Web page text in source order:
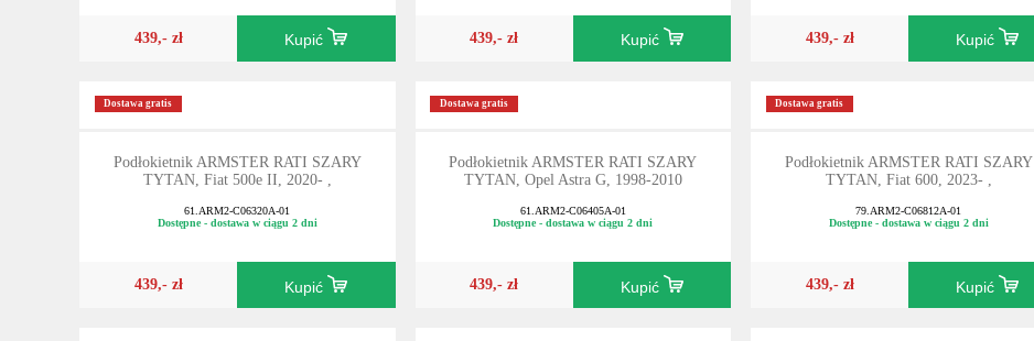
439,- zł Kupić 439,- zł Kupić 439,- zł Kupić
Dostawa gratis
Podłokietnik ARMSTER RATI SZARY
TYTAN, Fiat 500e II, 2020- ,
61.ARM2-C06320A-01
Dostępne - dostawa w ciągu 2 dni
439,- zł Kupić
Dostawa gratis
Podłokietnik ARMSTER RATI SZARY
TYTAN, Opel Astra G, 1998-2010
61.ARM2-C06405A-01
Dostępne - dostawa w ciągu 2 dni
439,- zł Kupić
Dostawa gratis
Podłokietnik ARMSTER RATI SZARY
TYTAN, Fiat 600, 2023- ,
79.ARM2-C06812A-01
Dostępne - dostawa w ciągu 2 dni
439,- zł Kupić